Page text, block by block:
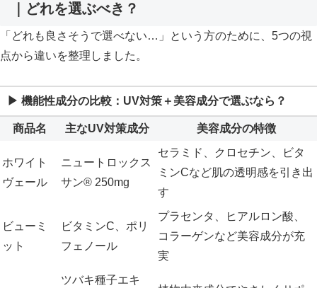
｜どれを選ぶべき？
「どれも良さそうで選べない…」という方のために、5つの視
点から違いを整理しました。
▶ 機能性成分の比較：UV対策＋美容成分で選ぶなら？
商品名 主なUV対策成分 美容成分の特徴
ホワイト
ヴェール
ニュートロックス
サン® 250mg
セラミド、クロセチン、ビタ
ミンCなど肌の透明感を引き出
す
ビューミ
ット
ビタミンC、ポリ
フェノール
プラセンタ、ヒアルロン酸、
コラーゲンなど美容成分が充
実
ツバキ種子エキ